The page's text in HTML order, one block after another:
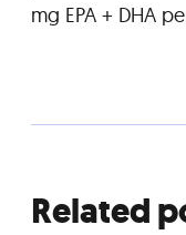
mg EPA + DHA
Related